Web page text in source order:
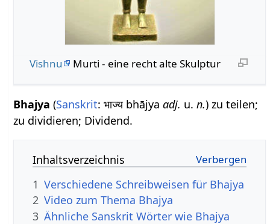
Vishnu Murti - eine recht alte Skulptur
Bhajya (Sanskrit: भाज्य bhājyaadj. u.n.) zu teilen;
zu dividieren; Dividend.
Inhaltsverzeichnis
1 Verschiedene Schreibweisen für Bhajya
2 Video zum Thema Bhajya
3 Ähnliche Sanskrit Wörter wie Bhajya